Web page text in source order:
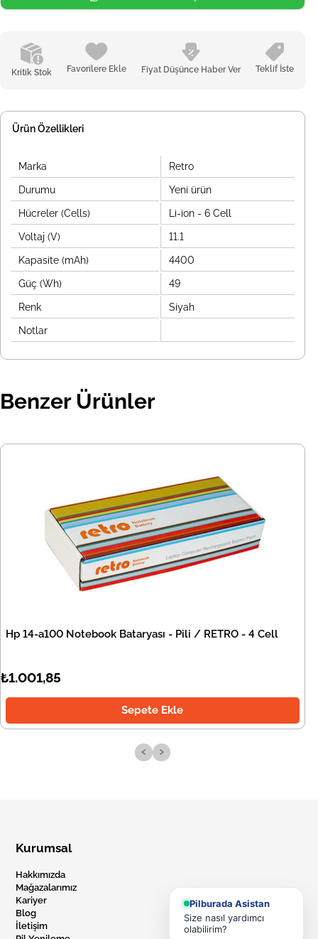
Kritik Stok Favorilere Ekle Fiyat Düşünce Haber Ver Teklif İste
Ürün Özellikleri
Marka Retro
Durumu Yeni ürün
Hücreler (Cells) Li-ion - 6 Cell
Voltaj (V) 11.1
Kapasite (mAh) 4400
Güç (Wh) 49
Renk Siyah
Notlar
Benzer Ürünler
Hp 14-a100 Notebook Bataryası - Pili / RETRO - 4 Cell
₺1.001,85
Sepete Ekle
‹ ›
Kurumsal
Hakkımızda
Mağazalarımız
Kariyer
Blog
İletişim
Pilburada Asistan
Size nasıl yardımcı
olabilirim?